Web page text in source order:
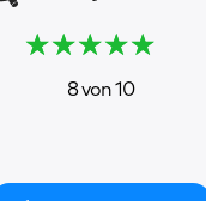
8 von 10